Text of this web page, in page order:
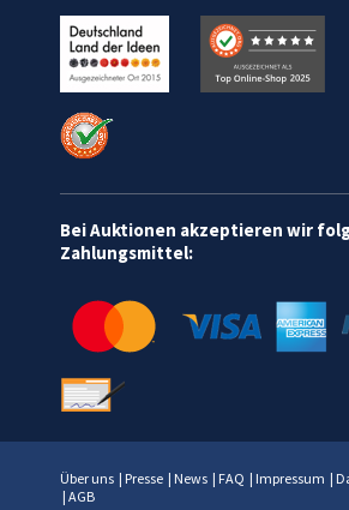
Bei Auktionen akzeptieren wir
Zahlungsmittel:
Über uns | Presse | News | FAQ | Impressum |
| AGB